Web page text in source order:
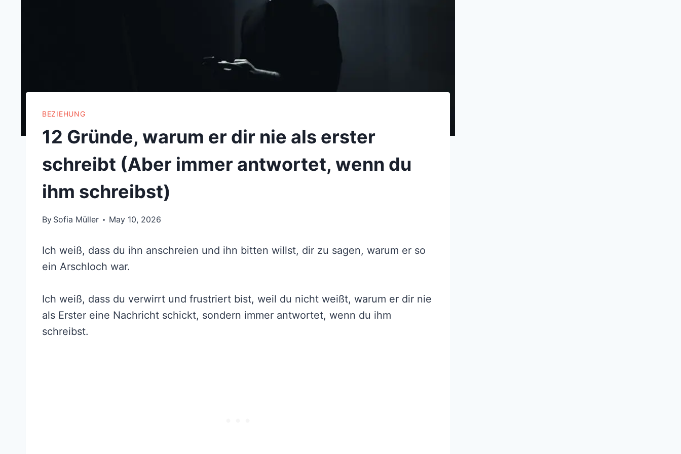
BEZIEHUNG
12 Gründe, warum er dir nie als erster
schreibt (Aber immer antwortet, wenn du
ihm schreibst)
By Sofia Müller May 10, 2026
Ich weiß, dass du ihn anschreien und ihn bitten willst, dir zu sagen, warum er so
ein Arschloch war.
Ich weiß, dass du verwirrt und frustriert bist, weil du nicht weißt, warum er dir nie
als Erster eine Nachricht schickt, sondern immer antwortet, wenn du ihm
schreibst.